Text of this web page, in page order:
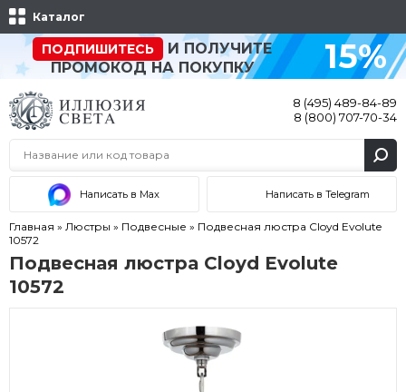
Каталог
ПОДПИШИТЕСЬ
И ПОЛУЧИТЕ
ПРОМОКОД НА ПОКУПКУ
15%
8 (495) 489-84-89
8 (800) 707-70-34
Написать в Max Написать в Telegram
Главная » Люстры » Подвесные » Подвесная люстра Cloyd Evolute
10572
Подвесная люстра Cloyd Evolute
10572